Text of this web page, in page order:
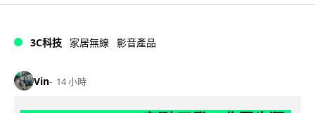
3C科技 家居無線 影音產品
Vin 14 小時